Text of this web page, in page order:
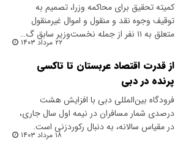
کمیته تحقیق برای محاکمه وزرا، تصمیم به
توقیف وجوه نقد و منقول و اموال غیرمنقول
متعلق به ۱۱ نفر از جمله نخست‌وزیر سابق گ…
۲۲ مرداد ۱۴۰۳
از قدرت اقتصاد عربستان تا تاکسی
پرنده در دبی
فرودگاه بین‌المللی دبی با افزایش هشت
درصدی شمار مسافران در نیمه اول سال جاری،
در مقیاس سالانه، به دنبال رکوردزنی است.
۱۸ مرداد ۱۴۰۳